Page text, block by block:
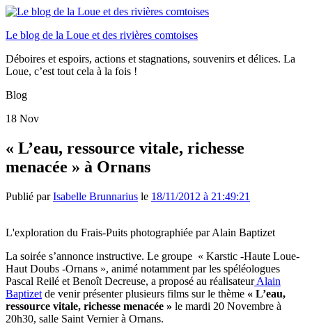
Le blog de la Loue et des rivières comtoises
Déboires et espoirs, actions et stagnations, souvenirs et délices. La
Loue, c’est tout cela à la fois !
Blog
18 Nov
« L’eau, ressource vitale, richesse
menacée » à Ornans
Publié parIsabelle Brunnarius le 18/11/2012 à 21:49:21
L'exploration du Frais-Puits photographiée par Alain Baptizet
La soirée s’annonce instructive. Le groupe « Karstic -Haute Loue-
Haut Doubs -Ornans », animé notamment par les spéléologues
Pascal Reilé et Benoît Decreuse, a proposé au réalisateurAlain
Baptizet de venir présenter plusieurs films sur le thème « L’eau,
ressource vitale, richesse menacée » le mardi 20 Novembre à
20h30, salle Saint Vernier à Ornans.